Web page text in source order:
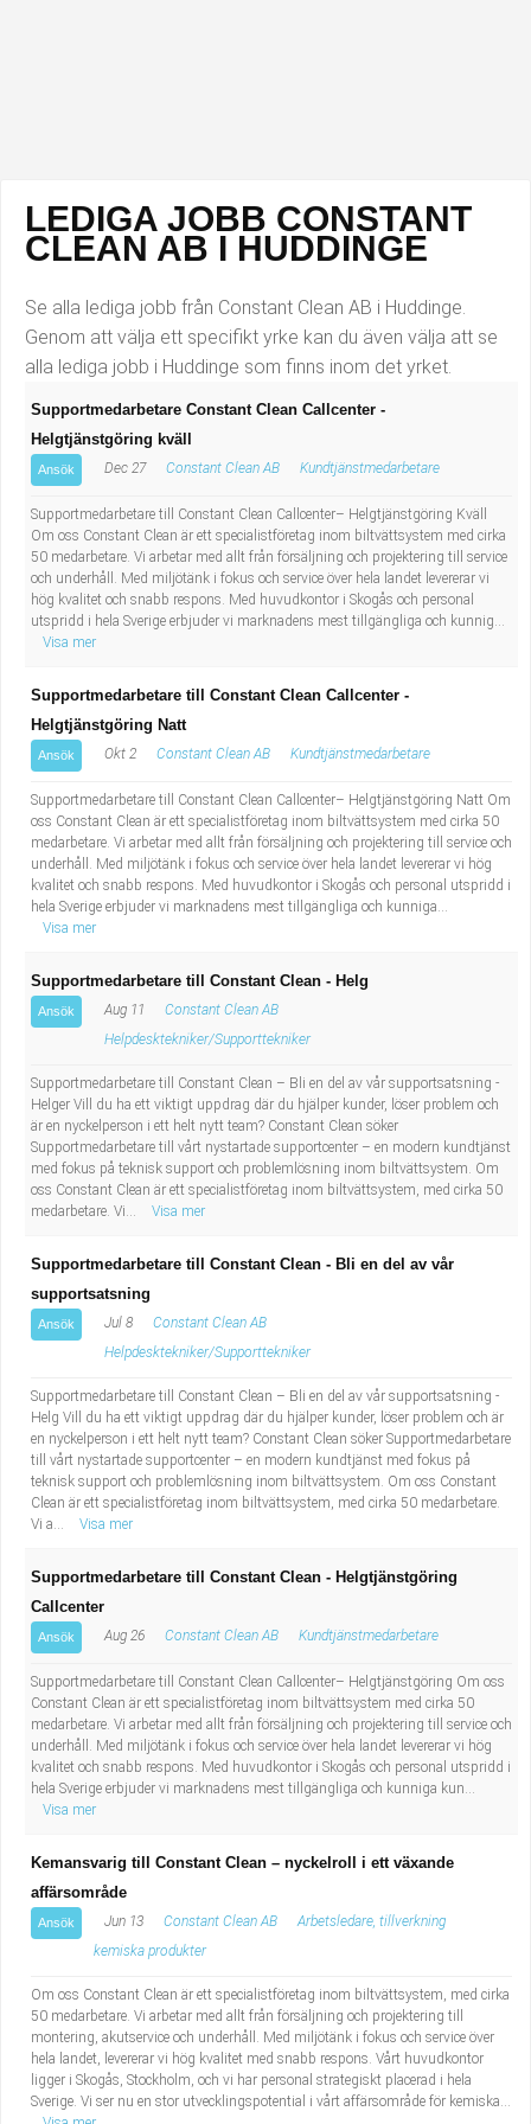
Militärt arbete
Naturbruk
Naturvetenskapligt arbete
Pedagogiskt arbete
Sanering och renhållning
Socialt arbete
Säkerhetsarbete
Transport
Lärare i fritidshem/Fritidspedagog
Taxiförare/Taxichaufför
Läkarsekreterare/Vårdadmin/Medicinsk
Lastbilsförare m.fl.
Fastighetsskötare
Informatör/Kommunikatör
Sjuksköterska, grundutbildad
Kock, storhushåll
Undersköterska, vård- o specialavd. o mottagning
Bibliotekarie
Lärare i gymnasiet
LEDIGA JOBB CONSTANT
CLEAN AB I HUDDINGE
Se alla lediga jobb från Constant Clean AB i Huddinge.
Genom att välja ett specifikt yrke kan du även välja att se
alla lediga jobb i Huddinge som finns inom det yrket.
Supportmedarbetare Constant Clean Callcenter -
Helgtjänstgöring kväll
Ansök Dec 27 Constant Clean AB Kundtjänstmedarbetare
Supportmedarbetare till Constant Clean Callcenter– Helgtjänstgöring Kväll
Om oss Constant Clean är ett specialistföretag inom biltvättsystem med cirka
50 medarbetare. Vi arbetar med allt från försäljning och projektering till service
och underhåll. Med miljötänk i fokus och service över hela landet levererar vi
hög kvalitet och snabb respons. Med huvudkontor i Skogås och personal
utspridd i hela Sverige erbjuder vi marknadens mest tillgängliga och kunnig...
Visa mer
Supportmedarbetare till Constant Clean Callcenter -
Helgtjänstgöring Natt
Ansök Okt 2 Constant Clean AB Kundtjänstmedarbetare
Supportmedarbetare till Constant Clean Callcenter– Helgtjänstgöring Natt Om
oss Constant Clean är ett specialistföretag inom biltvättsystem med cirka 50
medarbetare. Vi arbetar med allt från försäljning och projektering till service och
underhåll. Med miljötänk i fokus och service över hela landet levererar vi hög
kvalitet och snabb respons. Med huvudkontor i Skogås och personal utspridd i
hela Sverige erbjuder vi marknadens mest tillgängliga och kunniga...
Visa mer
Supportmedarbetare till Constant Clean - Helg
Ansök Aug 11
Constant Clean AB
Helpdesktekniker/Supporttekniker
Supportmedarbetare till Constant Clean – Bli en del av vår supportsatsning -
Helger Vill du ha ett viktigt uppdrag där du hjälper kunder, löser problem och
är en nyckelperson i ett helt nytt team? Constant Clean söker
Supportmedarbetare till vårt nystartade supportcenter – en modern kundtjänst
med fokus på teknisk support och problemlösning inom biltvättsystem. Om
oss Constant Clean är ett specialistföretag inom biltvättsystem, med cirka 50
medarbetare. Vi...
Visa mer
Supportmedarbetare till Constant Clean - Bli en del av vår
supportsatsning
Ansök Jul 8
Constant Clean AB
Helpdesktekniker/Supporttekniker
Supportmedarbetare till Constant Clean – Bli en del av vår supportsatsning -
Helg Vill du ha ett viktigt uppdrag där du hjälper kunder, löser problem och är
en nyckelperson i ett helt nytt team? Constant Clean söker Supportmedarbetare
till vårt nystartade supportcenter – en modern kundtjänst med fokus på
teknisk support och problemlösning inom biltvättsystem. Om oss Constant
Clean är ett specialistföretag inom biltvättsystem, med cirka 50 medarbetare.
Vi a...
Visa mer
Supportmedarbetare till Constant Clean - Helgtjänstgöring
Callcenter
Ansök Aug 26 Constant Clean AB Kundtjänstmedarbetare
Supportmedarbetare till Constant Clean Callcenter– Helgtjänstgöring Om oss
Constant Clean är ett specialistföretag inom biltvättsystem med cirka 50
medarbetare. Vi arbetar med allt från försäljning och projektering till service och
underhåll. Med miljötänk i fokus och service över hela landet levererar vi hög
kvalitet och snabb respons. Med huvudkontor i Skogås och personal utspridd i
hela Sverige erbjuder vi marknadens mest tillgängliga och kunniga kun...
Visa mer
Kemansvarig till Constant Clean – nyckelroll i ett växande
affärsområde
Ansök Jun 13 Constant Clean AB
Arbetsledare, tillverkning
kemiska produkter
Om oss Constant Clean är ett specialistföretag inom biltvättsystem, med cirka
50 medarbetare. Vi arbetar med allt från försäljning och projektering till
montering, akutservice och underhåll. Med miljötänk i fokus och service över
hela landet, levererar vi hög kvalitet med snabb respons. Vårt huvudkontor
ligger i Skogås, Stockholm, och vi har personal strategiskt placerad i hela
Sverige. Vi ser nu en stor utvecklingspotential i vårt affärsområde för kemiska...